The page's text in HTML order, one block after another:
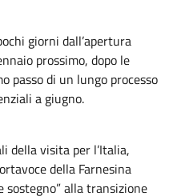
giorni dall’apertura
prossimo, dopo le
passo di un lungo processo
a giugno.
della visita per l’Italia,
della Farnesina
sostegno” alla transizione